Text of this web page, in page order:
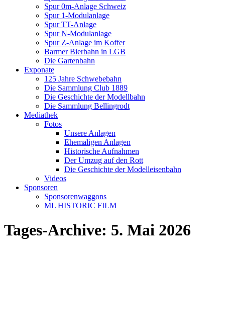
Spur 0m-Anlage Schweiz
Spur 1-Modulanlage
Spur TT-Anlage
Spur N-Modulanlage
Spur Z-Anlage im Koffer
Barmer Bierbahn in LGB
Die Gartenbahn
Exponate
125 Jahre Schwebebahn
Die Sammlung Club 1889
Die Geschichte der Modellbahn
Die Sammlung Bellingrodt
Mediathek
Fotos
Unsere Anlagen
Ehemaligen Anlagen
Historische Aufnahmen
Der Umzug auf den Rott
Die Geschichte der Modelleisenbahn
Videos
Sponsoren
Sponsorenwaggons
ML HISTORIC FILM
Tages-Archive: 5. Mai 2026